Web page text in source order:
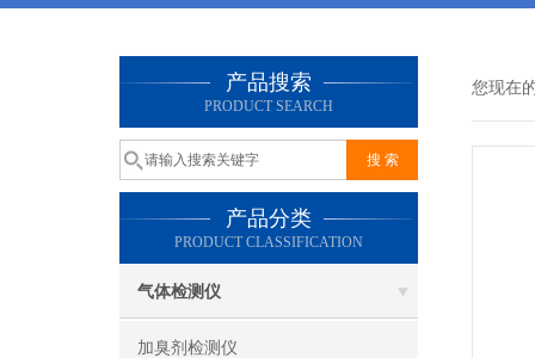
产品搜索
PRODUCT SEARCH
产品分类
PRODUCT CLASSIFICATION
气体检测仪
加臭剂检测仪
您现在